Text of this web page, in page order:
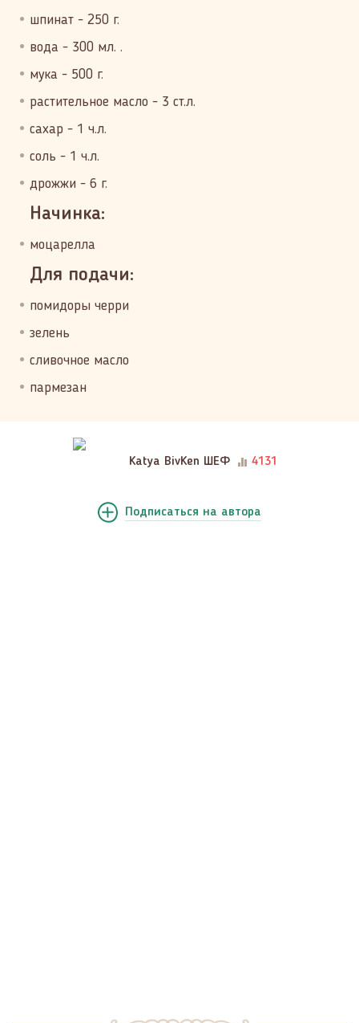
шпинат - 250 г.
вода - 300 мл. .
мука - 500 г.
растительное масло - 3 ст.л.
сахар - 1 ч.л.
соль - 1 ч.л.
дрожжи - 6 г.
Начинка:
моцарелла
Для подачи:
помидоры черри
зелень
сливочное масло
пармезан
Katya BivKen ШЕФ 4131
Подписаться на автора